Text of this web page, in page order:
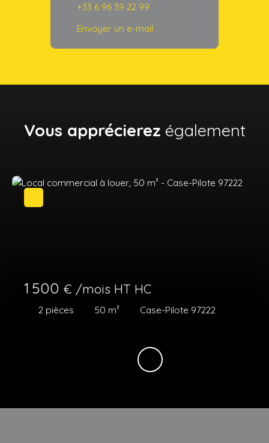
+33 6 96 39 22 99
Envoyer un e-mail
Vous apprécierez également
1 500 € /mois HT HC
2 pièces 50 m² Case-Pilote 97222